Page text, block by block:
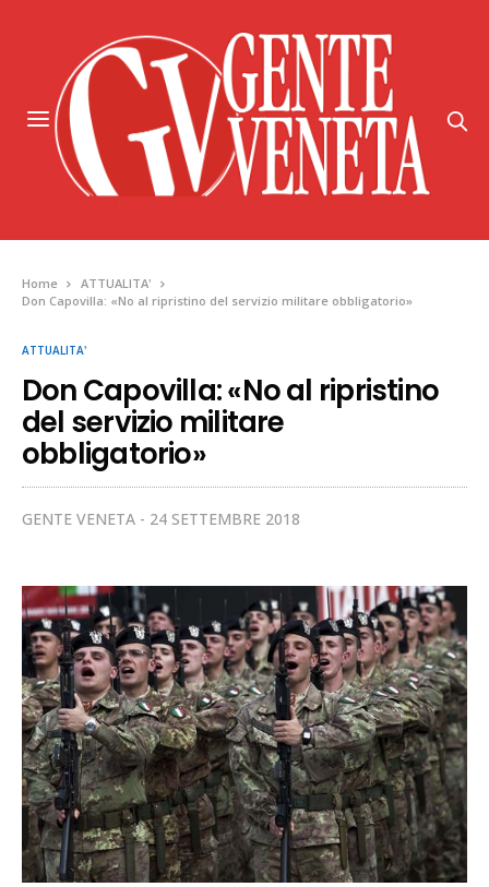
Home
ATTUALITA'
Don Capovilla: «No al ripristino del servizio militare obbligatorio»
ATTUALITA'
Don Capovilla: «No al ripristino
del servizio militare
obbligatorio»
GENTE VENETA 24 SETTEMBRE 2018